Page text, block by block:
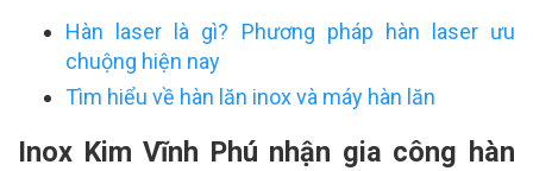
Hàn laser là gì? Phương pháp hàn laser ưu
chuộng hiện nay
Tìm hiểu về hàn lăn inox và máy hàn lăn
Inox Kim Vĩnh Phú nhận gia công hàn